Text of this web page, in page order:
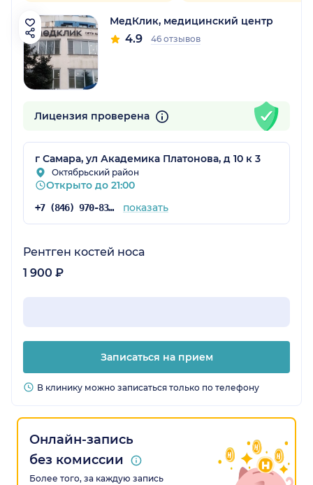
МедКлик, медицинский центр
4.9 46 отзывов
Лицензия проверена
г Самара, ул Академика Платонова, д 10 к 3
Октябрьский район
Открыто до 21:00
+7 (846) 970-83-45 показать
Рентген костей носа
1 900 ₽
Записаться на прием
В клинику можно записаться только по телефону
Онлайн-запись
без комиссии
Более того, за каждую запись